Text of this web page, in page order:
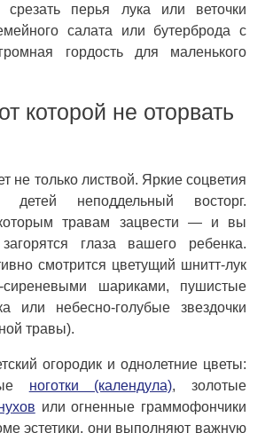
перья лука или веточки
салата или бутерброда с
гордость для маленького
которой не оторвать
не только листвой. Яркие соцветия
неподдельный восторг.
травам зацвести — и вы
глаза вашего ребенка.
смотрится цветущий шнитт-лук
шариками, пушистые
или небесно-голубые звездочки
травы).
огородик и однолетние цветы:
ноготки (календула), золотые
или огненные граммофончики
эстетики, они выполняют важную